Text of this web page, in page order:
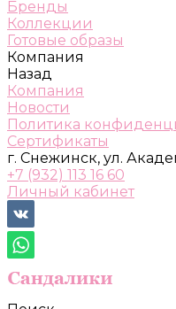
Бренды
Коллекции
Готовые образы
Компания
Назад
Компания
Новости
Политика
Сертификаты
г. Снежинск, ул.
+7 (932) 113 16 60
Личный кабинет